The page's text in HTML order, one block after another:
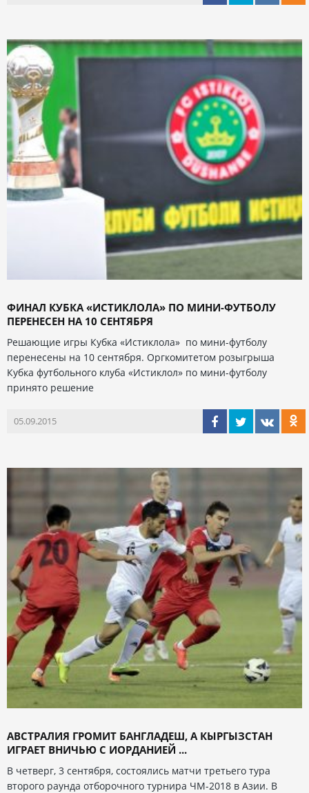
ФИНАЛ КУБКА «ИСТИКЛОЛА» ПО МИНИ-ФУТБОЛУ
ПЕРЕНЕСЕН НА 10 СЕНТЯБРЯ
Решающие игры Кубка «Истиклола» по мини-футболу
перенесены на 10 сентября. Оргкомитетом розыгрыша
Кубка футбольного клуба «Истиклол» по мини-футболу
принято решение
05.09.2015
АВСТРАЛИЯ ГРОМИТ БАНГЛАДЕШ, А КЫРГЫЗСТАН
ИГРАЕТ ВНИЧЬЮ С ИОРДАНИЕЙ ...
В четверг, 3 сентября, состоялись матчи третьего тура
второго раунда отборочного турнира ЧМ-2018 в Азии. В